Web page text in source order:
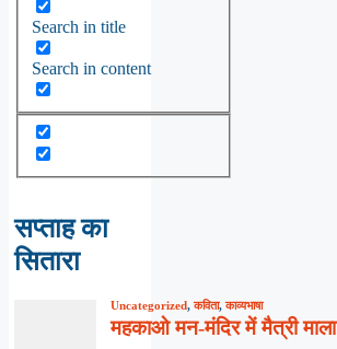
Search in title
Search in content
सप्ताह का
सितारा
Uncategorized,कविता,काव्यभाषा
महकाओ मन-मंदिर में मैत्री माला